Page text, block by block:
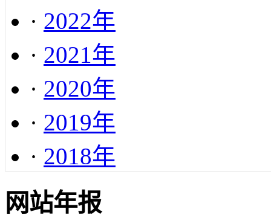
· 2022年
· 2021年
· 2020年
· 2019年
· 2018年
网站年报